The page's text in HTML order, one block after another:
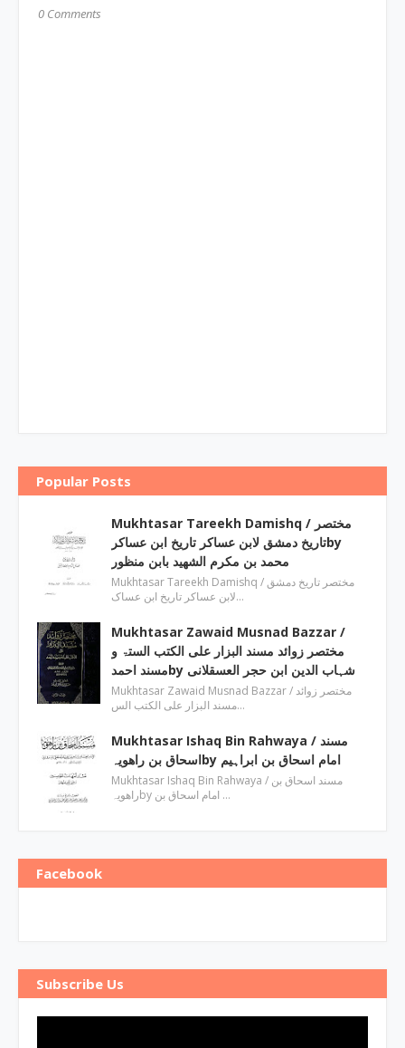
0 Comments
Popular Posts
Mukhtasar Tareekh Damishq ‎/ مختصر
تاریخ دمشق لابن عساکر تاریخ ابن عساکرby
‎محمد بن مکرم الشھید بابن منظور
Mukhtasar Tareekh Damishq ‎/ مختصر تاریخ دمشق
لابن عساکر تاریخ ابن عساک…
Mukhtasar Zawaid Musnad Bazzar ‎/
مختصر زوائد مسند البزار علی الکتب الستۃ و
مسند احمدby ‎شہاب الدین ابن حجر العسقلانی
Mukhtasar Zawaid Musnad Bazzar ‎/ مختصر زوائد
مسند البزار علی الکتب الس…
Mukhtasar Ishaq Bin Rahwaya ‎/ مسند
اسحاق بن راھویہby ‎امام اسحاق بن ابراہیم
Mukhtasar Ishaq Bin Rahwaya ‎/ مسند اسحاق بن
راھویہby ‎امام اسحاق بن …
Facebook
Subscribe Us